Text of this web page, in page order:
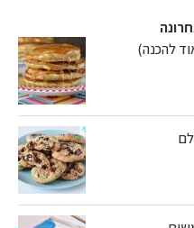
להכנה)